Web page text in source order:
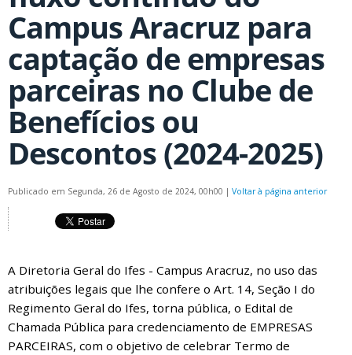
Campus Aracruz para
captação de empresas
parceiras no Clube de
Benefícios ou
Descontos (2024-2025)
Publicado em Segunda, 26 de Agosto de 2024, 00h00 | Voltar à página anterior
A Diretoria Geral do Ifes - Campus Aracruz, no uso das
atribuições legais que lhe confere o Art. 14, Seção I do
Regimento Geral do Ifes, torna pública, o Edital de
Chamada Pública para credenciamento de EMPRESAS
PARCEIRAS, com o objetivo de celebrar Termo de